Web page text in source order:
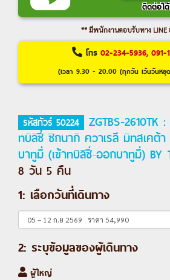
ติดต่อได้
** มีพนักงานตอบรับทาง LINE
โทร 02-234-5936, 091-
(เวลา 9.30 - 20.00 (ทุกวัน เว้นวันห
รหัสทัวร์ 50224
ZGTBS-2610TK
ทบิลิซี่ ซิกนากิ ควาเรลี มิทสเคต้
บาทูมี่ (เข้าทบิลิซี่-ออกบาทูมี่) BY
8 วัน 5 คืน
1: เลือกวันที่เดินทาง
2: ระบุข้อมูลของผู้เดินทาง
ผู้ใหญ่